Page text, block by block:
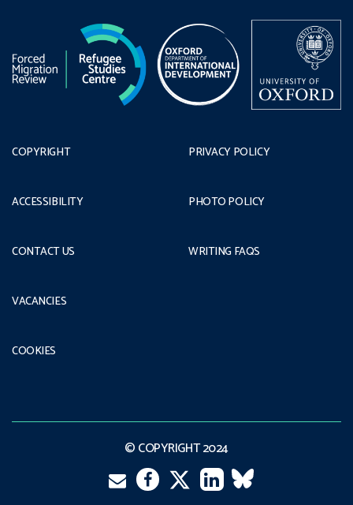
COPYRIGHT
ACCESSIBILITY
CONTACT US
PRIVACY POLICY
PHOTO POLICY
WRITING FAQS
VACANCIES
COOKIES
© COPYRIGHT 2024
EmailFacebookTwitter
LinkedIn
VK